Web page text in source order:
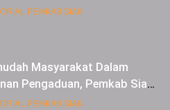
2024
PEMKAB SIAK
Masyarakat Dalam
Pengaduan, Pemkab Siak
Aplikasi SIP PUAN
PEMKAB SIAK